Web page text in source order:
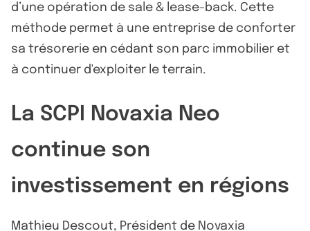
d’une opération de sale & lease-back. Cette
méthode permet à une entreprise de conforter
sa trésorerie en cédant son parc immobilier et
à continuer d'exploiter le terrain.
La SCPI Novaxia Neo
continue son
investissement en régions
Mathieu Descout, Président de Novaxia